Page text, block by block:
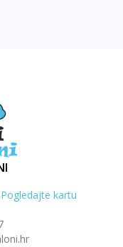
Pogledajte kartu